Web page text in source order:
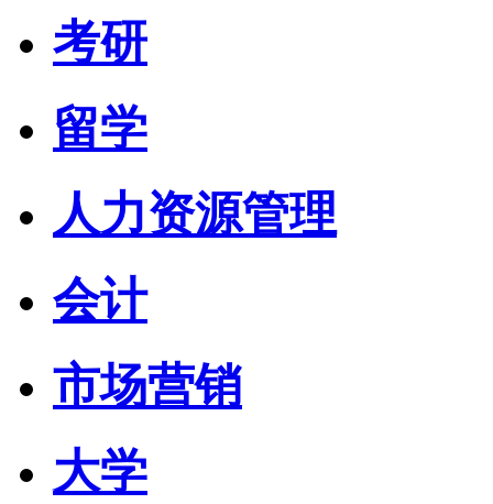
考研
留学
人力资源管理
会计
市场营销
大学